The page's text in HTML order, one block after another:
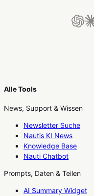
Alle Tools
News, Support & Wissen
Newsletter Suche
Nautis KI News
Knowledge Base
Nauti Chatbot
Prompts, Daten & Teilen
AI Summary Widget